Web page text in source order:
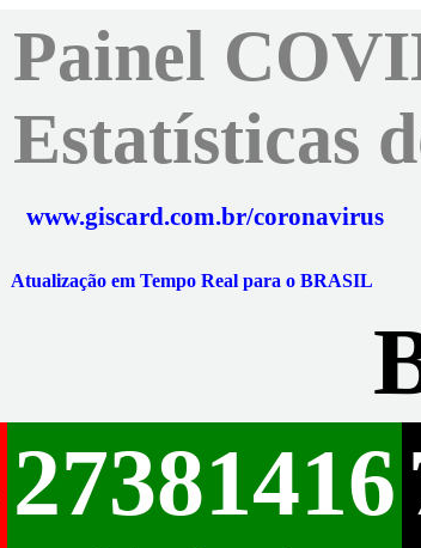
Painel
Estatísticas
www.giscard.com.br/coronavirus
Atualização em Tempo Real para o BRASIL
27381416